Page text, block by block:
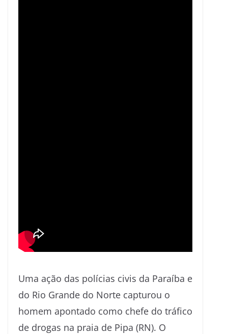
Uma ação das polícias civis da Paraíba e
do Rio Grande do Norte capturou o
homem apontado como chefe do tráfico
de drogas na praia de Pipa (RN). O